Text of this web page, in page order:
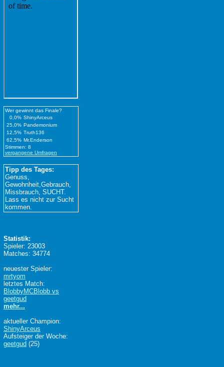
Wer gewinnt das Finale?
0,0% ShinyArceus
25,0% Pandemonium
12,5% Truth136
62,5% Mr.Enderson
Stimmen: 8
vergangene Umfragen
Tipp des Tages:
Genuss,
Gewohnheit,Gebrauch,
Missbrauch, SUCHT.
Lass es nicht zur Sucht
kommen.
Statistik:
Spieler: 23003
Matches: 34774
neuester Spieler:
mrtyom
letztes Match:
BlobbyMCBlobb vs
geetgud
mehr...
aktueller Champion:
ShinyArceus
Aufsteiger der Woche:
geetgud (25)